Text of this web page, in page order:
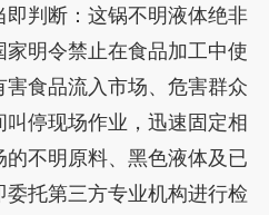
判断：这锅不明液体绝非
明令禁止在食品加工中使
食品流入市场、危害群众
停现场作业，迅速固定相
不明原料、黑色液体及已
托第三方专业机构进行检